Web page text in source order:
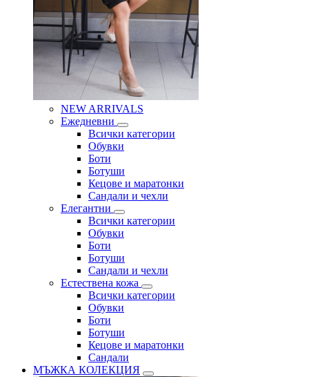
NEW ARRIVALS
Ежедневни
Всички категории
Обувки
Боти
Ботуши
Кецове и маратонки
Сандали и чехли
Елегантни
Всички категории
Обувки
Боти
Ботуши
Сандали и чехли
Естествена кожа
Всички категории
Обувки
Боти
Ботуши
Кецове и маратонки
Сандали
МЪЖКА КОЛЕКЦИЯ